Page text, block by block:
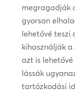
megragadják
gyorsan
lehetővé teszi
kihasználják a
azt is
lássák
tartózkodási